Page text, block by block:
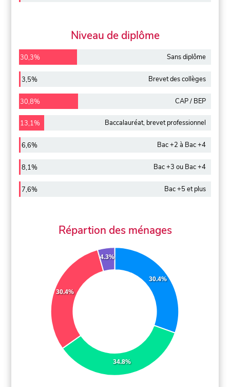
Niveau de diplôme
30,3% Sans diplôme
3,5% Brevet des collèges
30,8% CAP / BEP
13,1% Baccalauréat, brevet professionnel
6,6% Bac +2 à Bac +4
8,1% Bac +3 ou Bac +4
7,6% Bac +5 et plus
Répartion des ménages
30.4%
34.8%
30.4%
4.3%